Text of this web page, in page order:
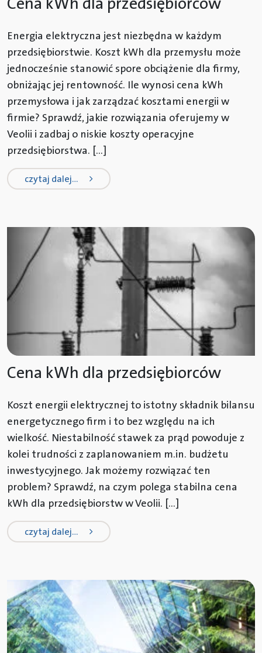
Energia elektryczna jest niezbędna w każdym
przedsiębiorstwie. Koszt kWh dla przemysłu może
jednocześnie stanowić spore obciążenie dla firmy,
obniżając jej rentowność. Ile wynosi cena kWh
przemysłowa i jak zarządzać kosztami energii w
firmie? Sprawdź, jakie rozwiązania oferujemy w
Veolii i zadbaj o niskie koszty operacyjne
przedsiębiorstwa. […]
czytaj dalej…from cena kwh dla przedsiębiorców
Cena kWh dla przedsiębiorców
Koszt energii elektrycznej to istotny składnik bilansu
energetycznego firm i to bez względu na ich
wielkość. Niestabilność stawek za prąd powoduje z
kolei trudności z zaplanowaniem m.in. budżetu
inwestycyjnego. Jak możemy rozwiązać ten
problem? Sprawdź, na czym polega stabilna cena
kWh dla przedsiębiorstw w Veolii. […]
czytaj dalej…from cena kwh dla przedsiębiorców